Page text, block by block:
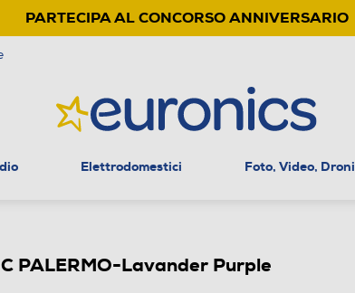
PARTECIPA AL CONCORSO ANNIVERSARIO
Elettrodomestici Foto, Video, Droni
PALERMO-Lavander Purple